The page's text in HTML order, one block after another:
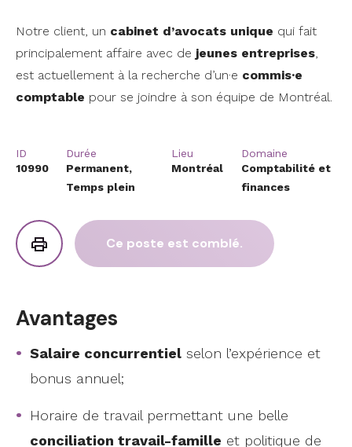
Notre client, un cabinet d’avocats unique qui fait
principalement affaire avec de jeunes entreprises,
est actuellement à la recherche d’un·e commis·e
comptable pour se joindre à son équipe de Montréal.
ID
10990
Durée
Permanent,
Temps plein
Lieu
Montréal
Domaine
Comptabilité et
finances
Ce poste est comblé.
Avantages
Salaire concurrentiel selon l’expérience et
bonus annuel;
Horaire de travail permettant une belle
conciliation travail-famille et politique de